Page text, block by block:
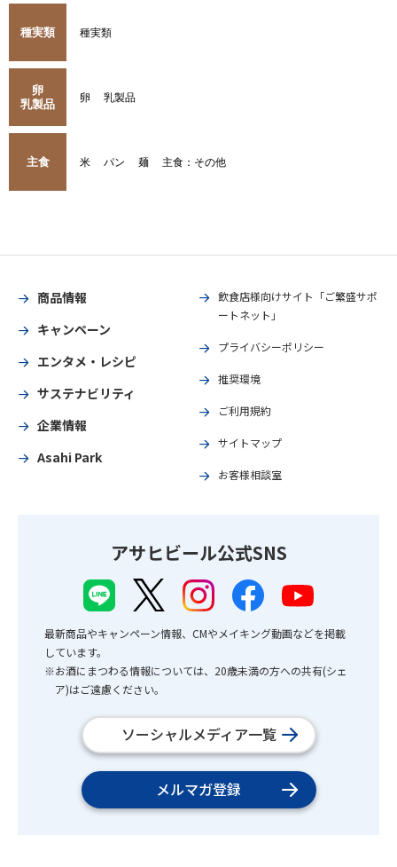
種実類 種実類
卵
乳製品
卵 乳製品
主食 米 パン 麺 主食：その他
商品情報
キャンペーン
エンタメ・レシピ
サステナビリティ
企業情報
Asahi Park
飲食店様向けサイト「ご繁盛サポ
ートネット」
プライバシーポリシー
推奨環境
ご利用規約
サイトマップ
お客様相談室
アサヒビール公式SNS
最新商品やキャンペーン情報、CMやメイキング動画などを掲載
しています。
※お酒にまつわる情報については、20歳未満の方への共有(シェ
ア)はご遠慮ください。
ソーシャルメディア一覧
メルマガ登録